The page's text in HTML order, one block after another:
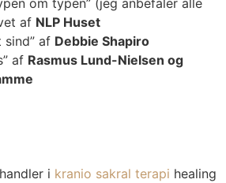
om typen” (jeg anbefaler alle
af NLP Huset
sind” af Debbie Shapiro
af Rasmus Lund-Nielsen og
i kranio sakral terapi healing